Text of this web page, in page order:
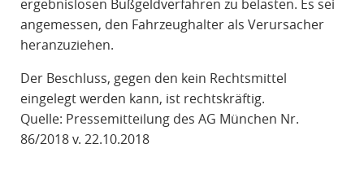
ergebnislosen Bußgeldverfahren zu belasten. Es sei
angemessen, den Fahrzeughalter als Verursacher
heranzuziehen.
Der Beschluss, gegen den kein Rechtsmittel
eingelegt werden kann, ist rechtskräftig.
Quelle: Pressemitteilung des AG München Nr.
86/2018 v. 22.10.2018